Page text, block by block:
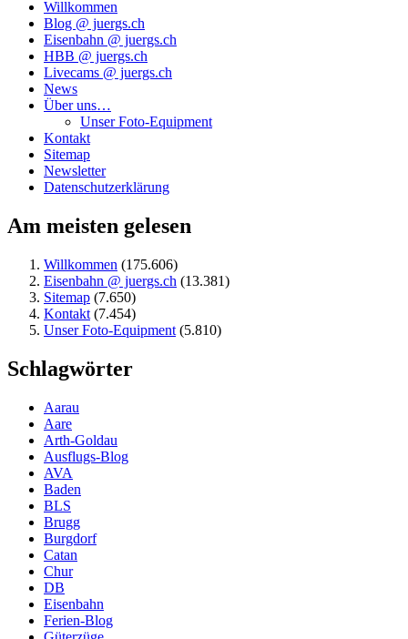
Willkommen
Blog @ juergs.ch
Eisenbahn @ juergs.ch
HBB @ juergs.ch
Livecams @ juergs.ch
News
Über uns…
Unser Foto-Equipment
Kontakt
Sitemap
Newsletter
Datenschutzerklärung
Am meisten gelesen
Willkommen (175.606)
Eisenbahn @ juergs.ch (13.381)
Sitemap (7.650)
Kontakt (7.454)
Unser Foto-Equipment (5.810)
Schlagwörter
Aarau
Aare
Arth-Goldau
Ausflugs-Blog
AVA
Baden
BLS
Brugg
Burgdorf
Catan
Chur
DB
Eisenbahn
Ferien-Blog